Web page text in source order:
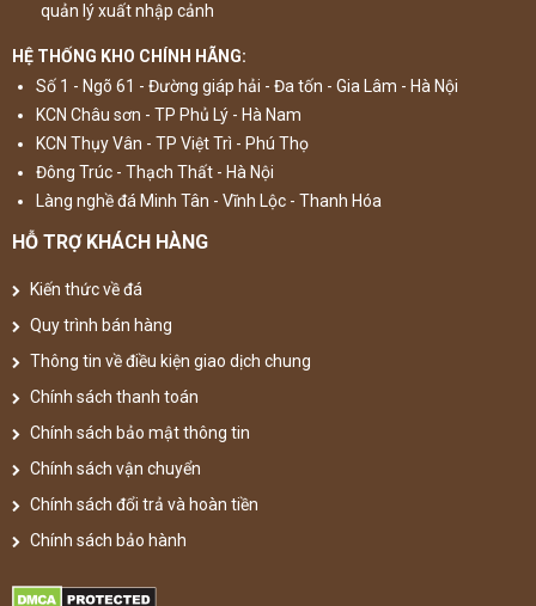
quản lý xuất nhập cảnh
HỆ THỐNG KHO CHÍNH HÃNG:
Số 1 - Ngõ 61 - Đường giáp hải - Đa tốn - Gia Lâm - Hà Nội
KCN Châu sơn - TP Phủ Lý - Hà Nam
KCN Thụy Vân - TP Việt Trì - Phú Thọ
Đông Trúc - Thạch Thất - Hà Nội
Làng nghề đá Minh Tân - Vĩnh Lộc - Thanh Hóa
HỖ TRỢ KHÁCH HÀNG
Kiến thức về đá
Quy trình bán hàng
Thông tin về điều kiện giao dịch chung
Chính sách thanh toán
Chính sách bảo mật thông tin
Chính sách vận chuyển
Chính sách đổi trả và hoàn tiền
Chính sách bảo hành